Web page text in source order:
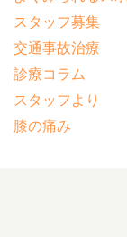
スタッフより
スタッフ募集
交通事故治療
膝の痛み
診療コラム